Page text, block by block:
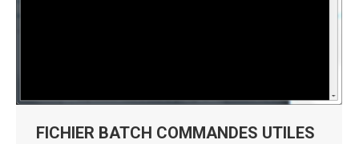
FICHIER BATCH COMMANDES UTILES